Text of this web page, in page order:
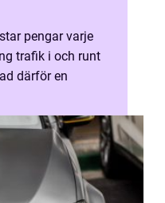
pengar varje
trafik i och runt
därför en